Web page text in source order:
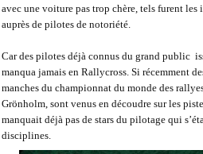
avec une voiture pas trop chère, tels furent
auprès de pilotes de notoriété.
Car des pilotes déjà connus du grand public
manqua jamais en Rallycross. Si récemment
manches du championnat du monde des
Grönholm, sont venus en découdre sur les
manquait déjà pas de stars du pilotage qui
disciplines.